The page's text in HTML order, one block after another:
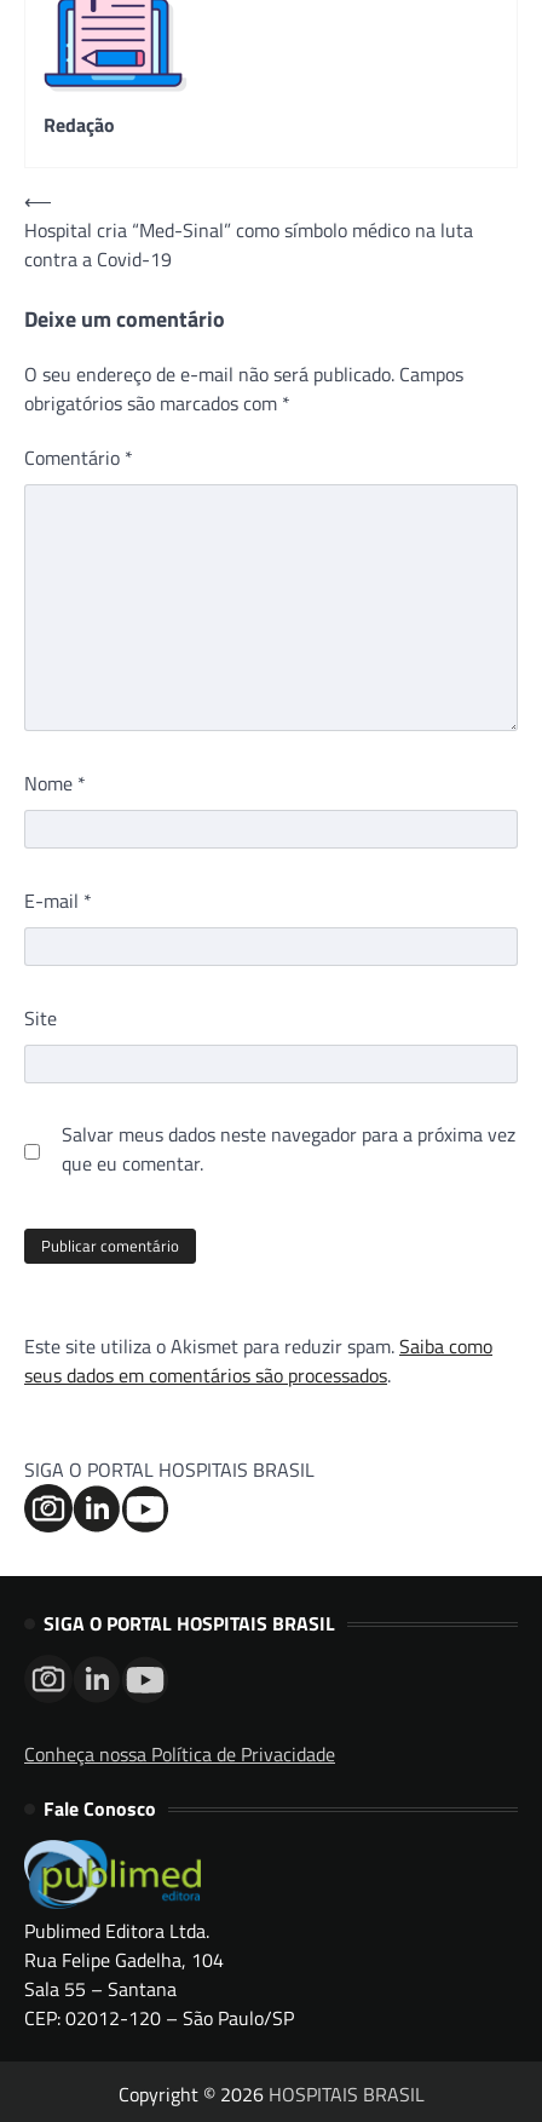
Redação
Navegação
de
Post
⟵
Hospital cria “Med-Sinal” como símbolo médico na luta
contra a Covid-19
Deixe um comentário
O seu endereço de e-mail não será publicado. Campos
obrigatórios são marcados com *
Comentário *
Nome *
E-mail *
Site
Salvar meus dados neste navegador para a próxima vez
que eu comentar.
Este site utiliza o Akismet para reduzir spam.Saiba como
seus dados em comentários são processados.
SIGA O PORTAL HOSPITAIS BRASIL
SIGA O PORTAL HOSPITAIS BRASIL
Conheça nossa Política de Privacidade
Fale Conosco
Publimed Editora Ltda.
Rua Felipe Gadelha, 104
Sala 55 – Santana
CEP: 02012-120 – São Paulo/SP
Copyright © 2026 HOSPITAIS BRASIL